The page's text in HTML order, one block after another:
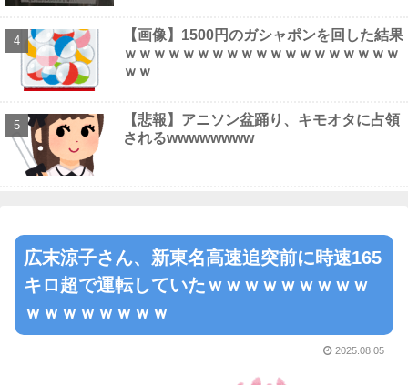
【画像】1500円のガシャポンを回した結果
ｗｗｗｗｗｗｗｗｗｗｗｗｗｗｗｗｗｗｗ
ｗｗ
【悲報】アニソン盆踊り、キモオタに占領
されるwwwwwwww
広末涼子さん、新東名高速追突前に時速165
キロ超で運転していたｗｗｗｗｗｗｗｗｗ
ｗｗｗｗｗｗｗｗ
2025.08.05